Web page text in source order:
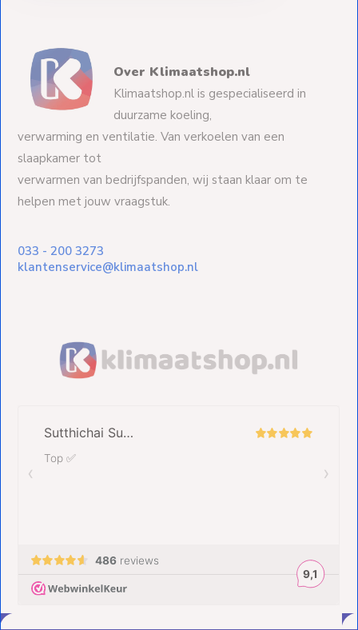
Over Klimaatshop.nl
Klimaatshop.nl is gespecialiseerd in
duurzame koeling,
verwarming en ventilatie. Van verkoelen van een
slaapkamer tot
verwarmen van bedrijfspanden, wij staan klaar om te
helpen met jouw vraagstuk.
033 - 200 3273
klantenservice@klimaatshop.nl